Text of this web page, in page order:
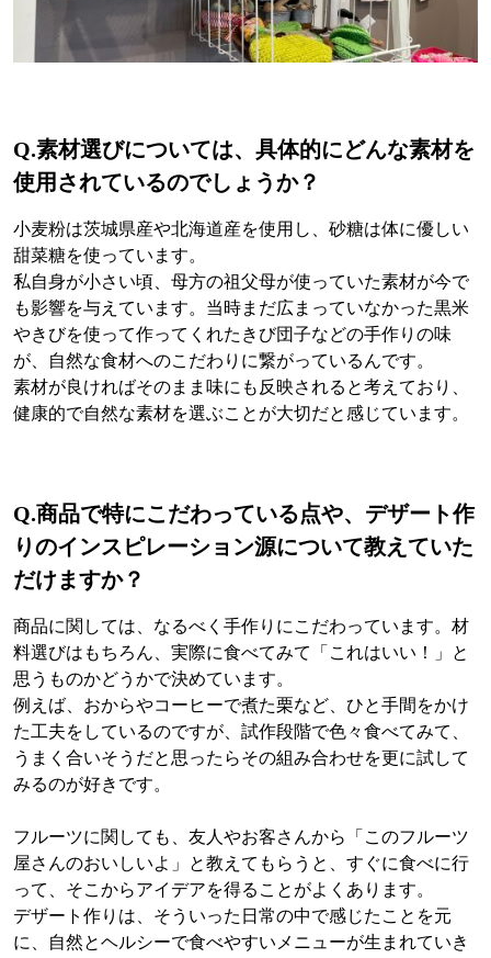
Q.素材選びについては、具体的にどんな素材を
使用されているのでしょうか？
小麦粉は茨城県産や北海道産を使用し、砂糖は体に優しい
甜菜糖を使っています。
私自身が小さい頃、母方の祖父母が使っていた素材が今で
も影響を与えています。当時まだ広まっていなかった黒米
やきびを使って作ってくれたきび団子などの手作りの味
が、自然な食材へのこだわりに繋がっているんです。
素材が良ければそのまま味にも反映されると考えており、
健康的で自然な素材を選ぶことが大切だと感じています。
Q.商品で特にこだわっている点や、デザート作
りのインスピレーション源について教えていた
だけますか？
商品に関しては、なるべく手作りにこだわっています。材
料選びはもちろん、実際に食べてみて「これはいい！」と
思うものかどうかで決めています。
例えば、おからやコーヒーで煮た栗など、ひと手間をかけ
た工夫をしているのですが、試作段階で色々食べてみて、
うまく合いそうだと思ったらその組み合わせを更に試して
みるのが好きです。
フルーツに関しても、友人やお客さんから「このフルーツ
屋さんのおいしいよ」と教えてもらうと、すぐに食べに行
って、そこからアイデアを得ることがよくあります。
デザート作りは、そういった日常の中で感じたことを元
に、自然とヘルシーで食べやすいメニューが生まれていき